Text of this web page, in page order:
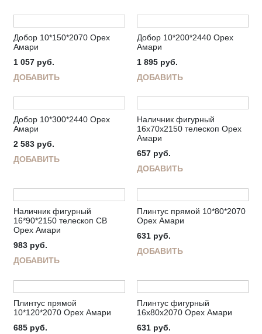
Добор 10*150*2070 Орех
Амари
1 057 руб.
ДОБАВИТЬ
Добор 10*200*2440 Орех
Амари
1 895 руб.
ДОБАВИТЬ
Добор 10*300*2440 Орех
Амари
2 583 руб.
ДОБАВИТЬ
Наличник фигурный
16х70х2150 телескоп Орех
Амари
657 руб.
ДОБАВИТЬ
Наличник фигурный
16*90*2150 телескоп СВ
Орех Амари
983 руб.
ДОБАВИТЬ
Плинтус прямой 10*80*2070
Орех Амари
631 руб.
ДОБАВИТЬ
Плинтус прямой
10*120*2070 Орех Амари
685 руб.
Плинтус фигурный
16х80х2070 Орех Амари
631 руб.